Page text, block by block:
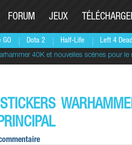
GO Dota 2 Half-Life Left 4 Dead
FORUM JEUX
40K et nouvelles scènes pour le